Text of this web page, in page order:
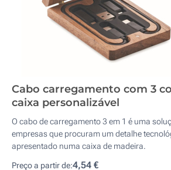
Cabo carregamento com 3
caixa personalizável
O cabo de carregamento 3 em 1 é uma
empresas que procuram um detalhe
apresentado numa caixa de madeira.
Preço a partir de:4,54 €